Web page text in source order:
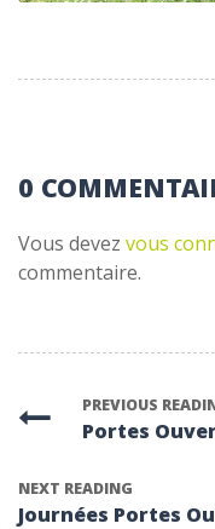
0
Vous devez vous
commentaire.
PREVIOUS
Portes
NEXT READING
Journées Portes